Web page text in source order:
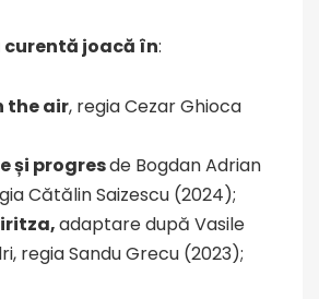
joacă în:
the air, regia Cezar Ghioca
și progresde Bogdan Adrian
Cătălin Saizescu (2024);
adaptare după Vasile
regia Sandu Grecu (2023);